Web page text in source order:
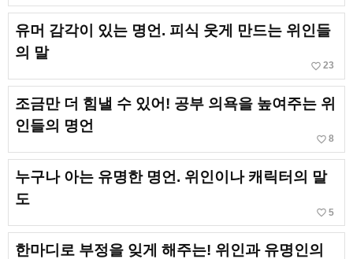
유머 감각이 있는 명언. 피식 웃게 만드는 위인들
의 말
favorite_border 23
조금만 더 힘낼 수 있어! 공부 의욕을 높여주는 위
인들의 명언
favorite_border 8
누구나 아는 유명한 명언. 위인이나 캐릭터의 말
도
favorite_border 5
한마디로 부정을 잊게 해주는! 위인과 유명인의